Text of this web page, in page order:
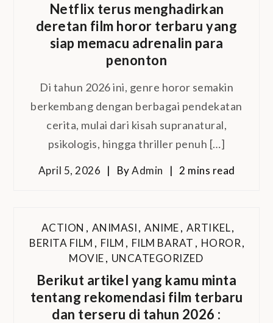
Netflix terus menghadirkan
deretan film horor terbaru yang
siap memacu adrenalin para
penonton
Di tahun 2026 ini, genre horor semakin
berkembang dengan berbagai pendekatan
cerita, mulai dari kisah supranatural,
psikologis, hingga thriller penuh […]
April 5, 2026 ByAdmin 2 mins read
ACTION , ANIMASI, ANIME, ARTIKEL,
BERITA FILM , FILM , FILM BARAT , HOROR,
MOVIE, UNCATEGORIZED
Berikut artikel yang kamu minta
tentang rekomendasi film terbaru
dan terseru di tahun 2026 :